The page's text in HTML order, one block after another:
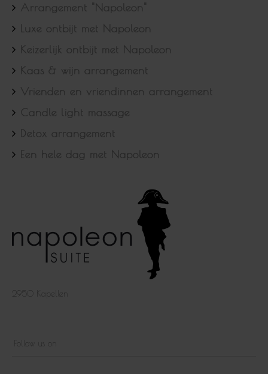
Arrangement "Napoleon"
Luxe ontbijt met Napoleon
Keizerlijk ontbijt met Napoleon
Kaas & wijn arrangement
Vrienden en vriendinnen arrangement
Candle light massage
Detox arrangement
Een hele dag met Napoleon
2950 Kapellen
Follow us on